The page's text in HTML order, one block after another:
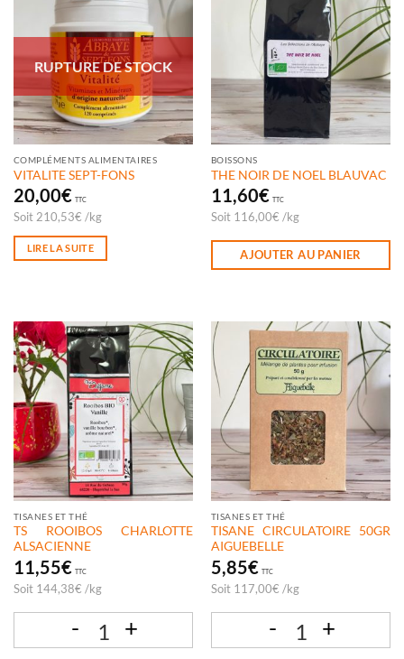
RUPTURE DE STOCK
COMPLÉMENTS ALIMENTAIRES
VITALITE SEPT-FONS
20,00€ TTC
Soit 210,53€ /kg
LIRE LA SUITE
BOISSONS
THE NOIR DE NOEL BLAUVAC
11,60€ TTC
Soit 116,00€ /kg
AJOUTER AU PANIER
TISANES ET THÉ
TS ROOIBOS CHARLOTTE
ALSACIENNE
11,55€ TTC
Soit 144,38€ /kg
TISANES ET THÉ
TISANE CIRCULATOIRE 50GR
AIGUEBELLE
5,85€ TTC
Soit 117,00€ /kg